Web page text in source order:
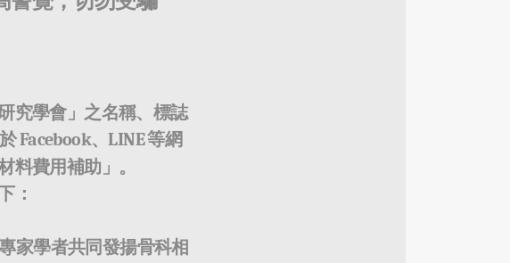
究學會」之名稱、標誌
Facebook、LINE等網
料費用補助」。
：
家學者共同發揚骨科相